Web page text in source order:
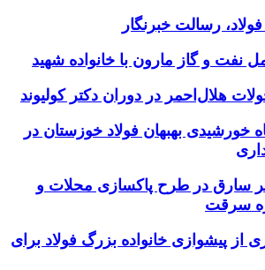
رسالت خبرنگار
نفت و گاز مارون با خانواده شهید
هلال‌احمر در دوران دکتر کولیوند
خورشیدی بهبهان فولاد خوزستان در
۸ نفر سارق در طرح پاکسازی محلات و
از پیشوازی خانواده بزرگ فولاد برای